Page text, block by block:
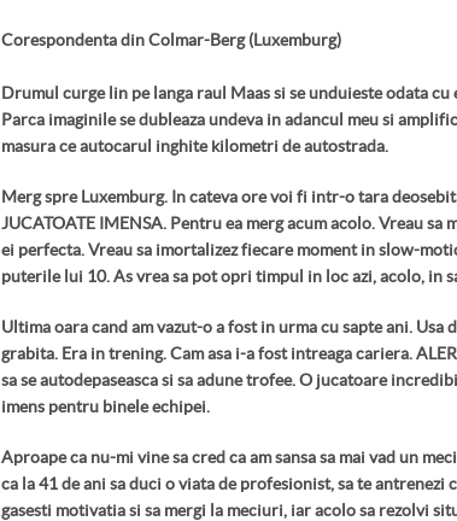
Corespondenta din Colmar-Berg (Luxemburg)
Drumul curge lin pe langa raul Maas si se unduieste odata
Parca imaginile se dubleaza undeva in adancul meu si
masura ce autocarul inghite kilometri de autostrada.
Merg spre Luxemburg. In cateva ore voi fi intr-o tara
JUCATOATE IMENSA. Pentru ea merg acum acolo. Vreau
ei perfecta. Vreau sa imortalizez fiecare moment in slow-
puterile lui 10. As vrea sa pot opri timpul in loc azi, acolo, in
Ultima oara cand am vazut-o a fost in urma cu sapte ani. Usa
grabita. Era in trening. Cam asa i-a fost intreaga cariera.
sa se autodepaseasca si sa adune trofee. O jucatoare
imens pentru binele echipei.
Aproape ca nu-mi vine sa cred ca am sansa sa mai vad un
ca la 41 de ani sa duci o viata de profesionist, sa te antrenezi
gasesti motivatia si sa mergi la meciuri, iar acolo sa rezolvi